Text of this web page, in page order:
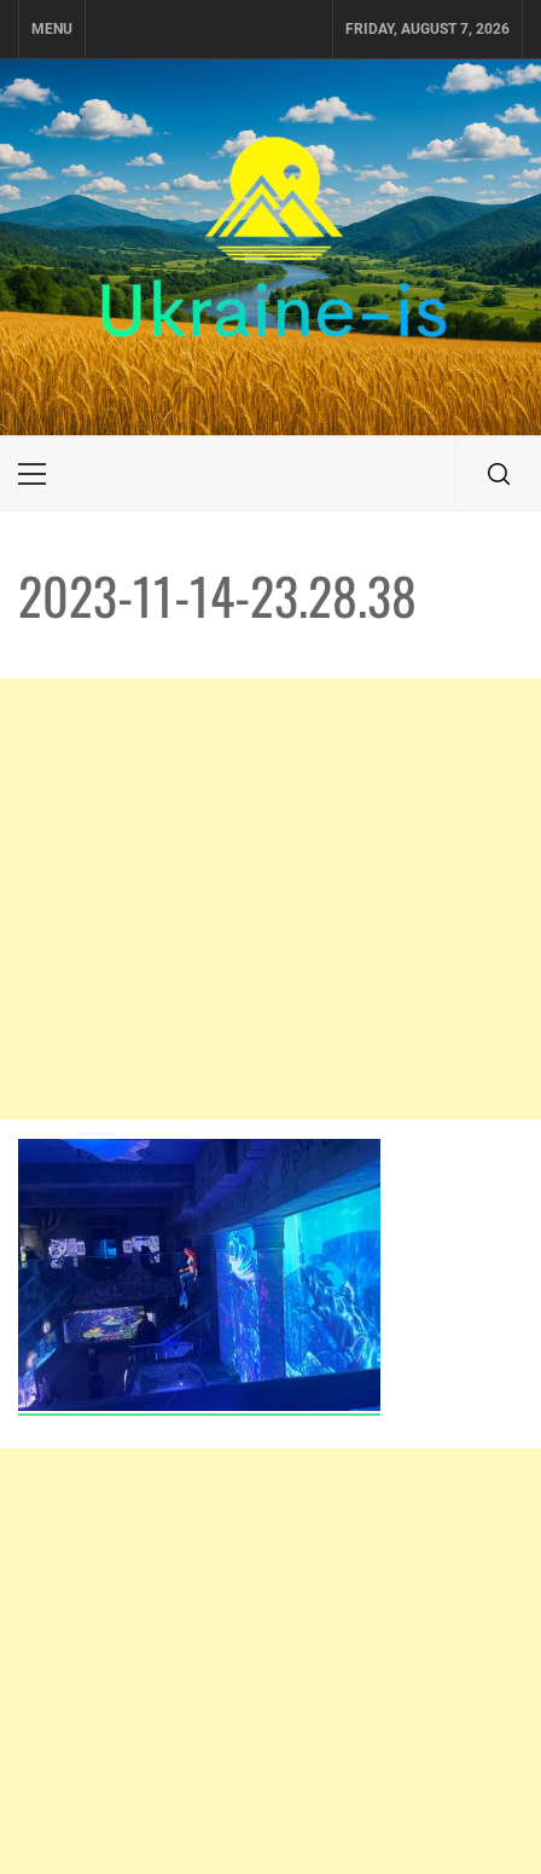
MENU FRIDAY, AUGUST 7, 2026
UKRAINE-IS
ПОДОРОЖI ПО УКРАЇНІ
Primary
2023-11-14-23.28.38